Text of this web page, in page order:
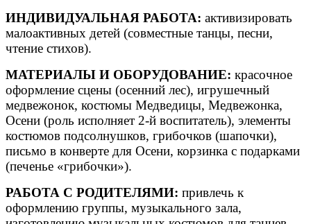
ИНДИВИДУАЛЬНАЯ РАБОТА: активизировать
малоактивных детей (совместные танцы, песни,
чтение стихов).
МАТЕРИАЛЫ И ОБОРУДОВАНИЕ: красочное
оформление сцены (осенний лес), игрушечный
медвежонок, костюмы Медведицы, Медвежонка,
Осени (роль исполняет 2-й воспитатель), элементы
костюмов подсолнушков, грибочков (шапочки),
письмо в конверте для Осени, корзинка с подарками
(печенье «грибочки»).
РАБОТА С РОДИТЕЛЯМИ: привлечь к
оформлению группы, музыкального зала,